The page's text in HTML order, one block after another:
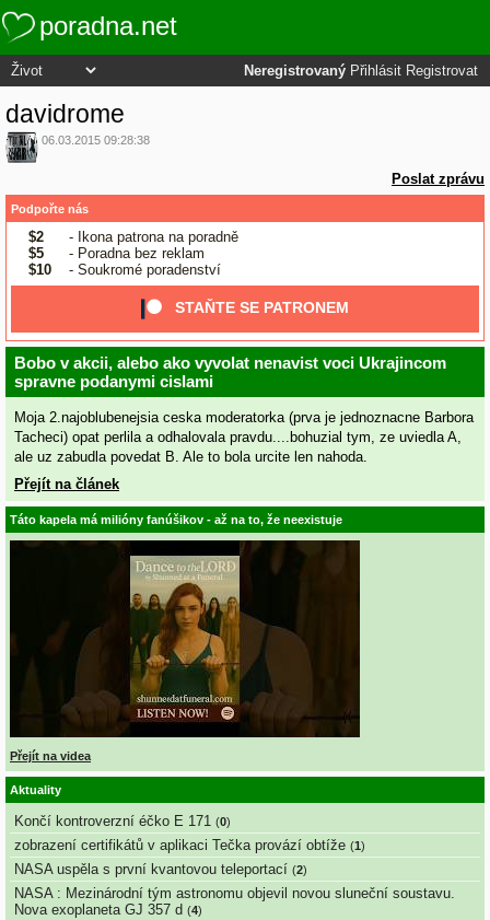
poradna.net
Neregistrovaný Přihlásit Registrovat
davidrome
06.03.2015 09:28:38
Poslat zprávu
Podpořte nás
$2
- Ikona patrona na poradně
$5
- Poradna bez reklam
$10
- Soukromé poradenství
STAŇTE SE PATRONEM
Bobo v akcii, alebo ako vyvolat nenavist voci Ukrajincom
spravne podanymi cislami
Moja 2.najoblubenejsia ceska moderatorka (prva je jednoznacne Barbora
Tacheci) opat perlila a odhalovala pravdu....bohuzial tym, ze uviedla A,
ale uz zabudla povedat B. Ale to bola urcite len nahoda.
Přejít na článek
Táto kapela má milióny fanúšikov - až na to, že neexistuje
Přejít na videa
Aktuality
Končí kontroverzní éčko E 171 (0)
zobrazení certifikátů v aplikaci Tečka provází obtíže (1)
NASA uspěla s první kvantovou teleportací (2)
NASA : Mezinárodní tým astronomu objevil novou sluneční soustavu.
Nova exoplaneta GJ 357 d (4)